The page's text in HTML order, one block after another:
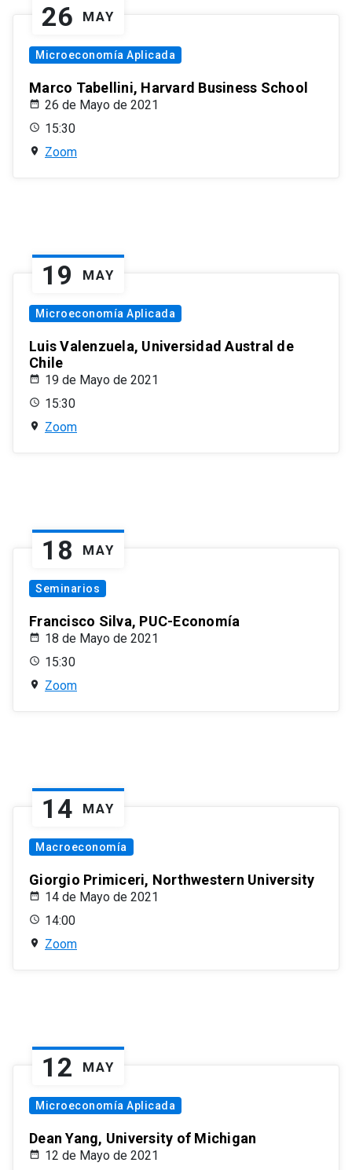
26 MAY
Microeconomía Aplicada
Marco Tabellini, Harvard Business School
26 de Mayo de 2021
15:30
Zoom
19 MAY
Microeconomía Aplicada
Luis Valenzuela, Universidad Austral de
Chile
19 de Mayo de 2021
15:30
Zoom
18 MAY
Seminarios
Francisco Silva, PUC-Economía
18 de Mayo de 2021
15:30
Zoom
14 MAY
Macroeconomía
Giorgio Primiceri, Northwestern University
14 de Mayo de 2021
14:00
Zoom
12 MAY
Microeconomía Aplicada
Dean Yang, University of Michigan
12 de Mayo de 2021